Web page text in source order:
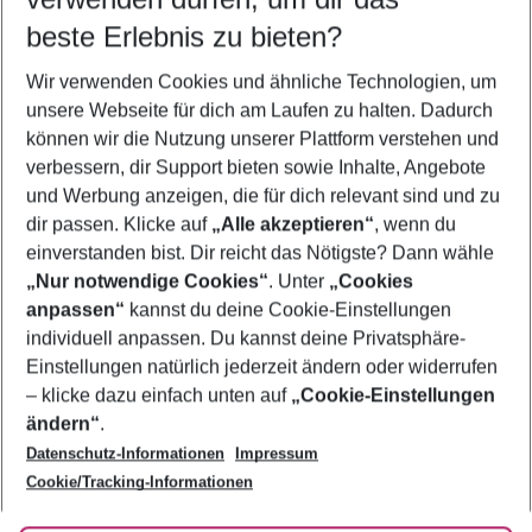
5-8 Nächte
2 Erwachsene Keine Kinder
Mehr Filter anzeigen
Footer
Footer navigation
Über uns
AGB
Bestpreisgarantie
Cookie-Einstellungen ändern
Cookie-Richtlinie
Agenturbetreuung
Barrierefreies Reisen
Folge uns
beste Erlebnis zu bieten?
Wir verwenden Cookies und ähnliche Technologien, um
unsere Webseite für dich am Laufen zu halten. Dadurch
können wir die Nutzung unserer Plattform verstehen und
verbessern, dir Support bieten sowie Inhalte, Angebote
und Werbung anzeigen, die für dich relevant sind und zu
dir passen. Klicke auf „Alle akzeptieren“, wenn du
einverstanden bist. Dir reicht das Nötigste? Dann wähle
„Nur notwendige Cookies“. Unter „Cookies
anpassen“ kannst du deine Cookie-Einstellungen
individuell anpassen. Du kannst deine Privatsphäre-
Einstellungen natürlich jederzeit ändern oder widerrufen
– klicke dazu einfach unten auf „Cookie-Einstellungen
ändern“.
Datenschutz-Informationen
Impressum
Cookie/Tracking-Informationen